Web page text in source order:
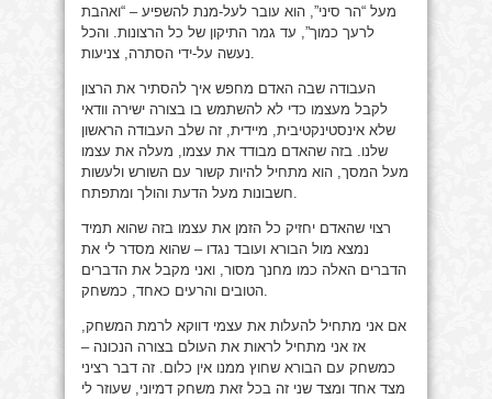
מעל “הר סיני”, הוא עובר לעל-מנת להשפיע – “ואהבת
לרעך כמוך”, עד גמר התיקון של כל הרצונות. והכל
העבודה שבה האדם מחפש איך להסתיר את הרצון
לקבל מעצמו כדי לא להשתמש בו בצורה ישירה וודאי
שלא אינסטינקטיבית, מיידית, זה שלב העבודה הראשון
שלנו. בזה שהאדם מבודד את עצמו, מעלה את עצמו
מעל המסך, הוא מתחיל להיות קשור עם השורש ולעשות
רצוי שהאדם יחזיק כל הזמן את עצמו בזה שהוא תמיד
נמצא מול הבורא ועובד נגדו – שהוא מסדר לי את
הדברים האלה כמו מחנך מסור, ואני מקבל את הדברים
אם אני מתחיל להעלות את עצמי דווקא לרמת המשחק,
אז אני מתחיל לראות את העולם בצורה הנכונה –
כמשחק עם הבורא שחוץ ממנו אין כלום. זה דבר רציני
מצד אחד ומצד שני זה בכל זאת משחק דמיוני, שעוזר לי